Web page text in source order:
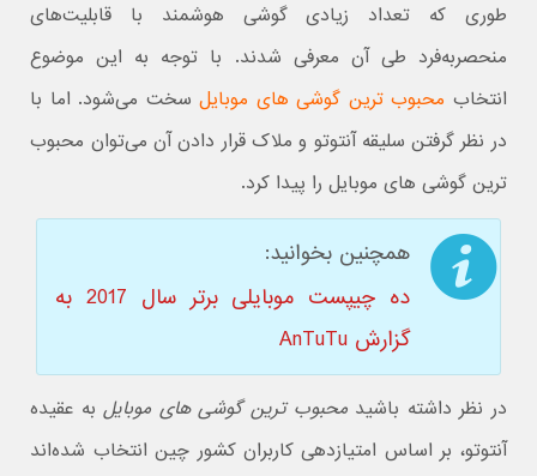
طوری که تعداد زیادی گوشی هوشمند با قابلیت‌های
منحصربه‌فرد طی آن معرفی شدند. با توجه به این موضوع
انتخاب محبوب ترین گوشی های موبایلسخت می‌شود. اما با
در نظر گرفتن سلیقه آنتوتو و ملاک قرار دادن آن می‌توان محبوب
ترین گوشی های موبایل را پیدا کرد.
همچنین بخوانید:
ده چیپست موبایلی برتر سال 2017 به
گزارش AnTuTu
در نظر داشته باشیدمحبوب ترین گوشی های موبایلبه عقیده
آنتوتو، بر اساس امتیازدهی کاربران کشور چین انتخاب شده‌اند